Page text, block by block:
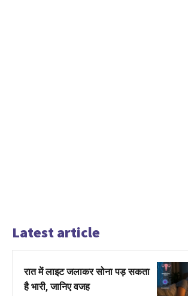
Latest article
रात में लाइट जलाकर सोना पड़ सकता
है भारी, जानिए वजह